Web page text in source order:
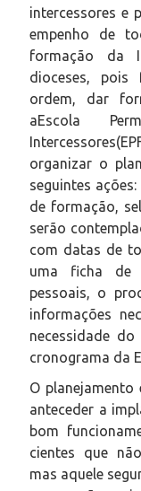
intercessores e
empenho de
formação da
dioceses, pois
ordem, dar
aEscola
organizar o
seguintes
de formação,
serão
com datas de
uma ficha de
pessoais, o
informações
necessidade
cronograma da
O planejamento
anteceder a
bom
cientes que
mas aquele